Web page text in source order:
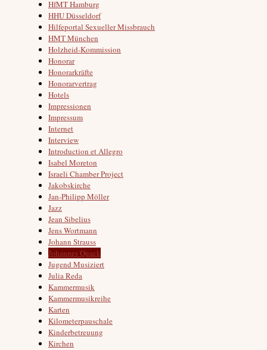
HfMT Hamburg
HHU Düsseldorf
Hilfeportal Sexueller Missbrauch
HMT München
Holzheid-Kommission
Honorar
Honorarkräfte
Honorarvertrag
Hotels
Impressionen
Impressum
Internet
Interview
Introduction et Allegro
Isabel Moreton
Israeli Chamber Project
Jakobskirche
Jan-Philipp Möller
Jazz
Jean Sibelius
Jens Wortmann
Johann Strauss
Johannes Quack
Jugend Musiziert
Julia Reda
Kammermusik
Kammermusikreihe
Karten
Kilometerpauschale
Kinderbetreuung
Kirchen